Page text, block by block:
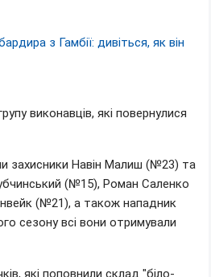
з Гамбії: дивіться, як він
виконавців, які повернулися
захисники Навін Малиш (№23) та
(№15), Роман Саленко
(№21), а також нападник
сезону всі вони отримували